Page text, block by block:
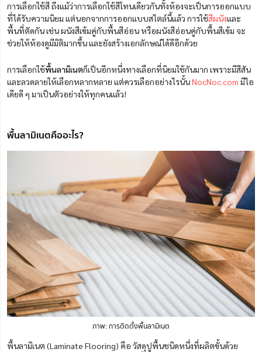
การเลือกใช้สี ถึงแม้ว่าการเลือกใช้สีโทนเดียวกันทั้งห้องจะเป็นการออกแบบ
ที่ได้รับความนิยม แต่นอกจากการออกแบบสไตล์นี้แล้ว การใช้สีผนังและ
พื้นที่ตัดกัน เช่น ผนังสีเข้มคู่กับพื้นสีอ่อน หรือผนังสีอ่อนคู่กับพื้นสีเข้ม จะ
ช่วยให้ห้องดูมีมิติมากขึ้น และยังสร้างเอกลักษณ์ได้ดีอีกด้วย
การเลือกใช้พื้นลามิเนตก็เป็นอีกหนึ่งทางเลือกที่นิยมใช้กันมาก เพราะมีสีสัน
และลวดลายให้เลือกหลากหลาย แต่ควรเลือกอย่างไรนั้นNocNoc.com มีไอ
เดียดี ๆ มาเป็นตัวอย่างให้ทุกคนแล้ว!
พื้นลามิเนตคืออะไร?
ภาพ: การติดตั้งพื้นลามิเนต
พื้นลามิเนต (Laminate Flooring) คือ วัสดุปูพื้นชนิดหนึ่งที่ผลิตขั้นด้วย